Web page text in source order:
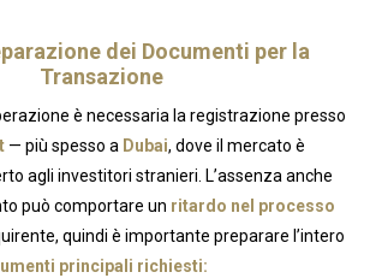
dei Documenti per la
Transazione
è necessaria la registrazione presso
— più spesso a Dubai, dove il mercato è
agli investitori stranieri. L’assenza anche
può comportare un ritardo nel processo
quindi è importante preparare l’intero
principali richiesti: